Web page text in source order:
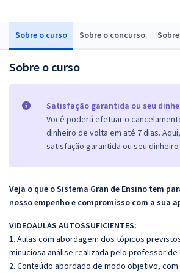
Sobre o curso Sobre o concurso
Sobre o curso
Satisfação garantida ou seu
Você poderá efetuar o
dinheiro de volta em até 7 dias.
satisfação garantida ou seu
Veja o que o Sistema Gran de Ensino tem
nosso empenho e compromisso com a sua
VIDEOAULAS AUTOSSUFICIENTES:
1. Aulas com abordagem dos tópicos
minuciosa análise realizada pelo professor de
2. Conteúdo abordado de modo objetivo,